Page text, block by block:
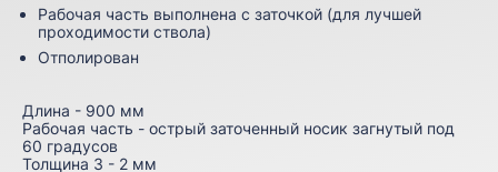
Рабочая часть выполнена с заточкой (для лучшей
проходимости ствола)
Отполирован
Длина - 900 мм
Рабочая часть - острый заточенный носик загнутый под
60 градусов
Толщина 3 - 2 мм